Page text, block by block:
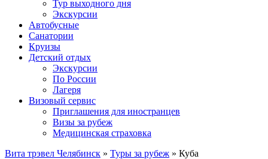
Тур выходного дня
Экскурсии
Автобусные
Санатории
Круизы
Детский отдых
Экскурсии
По России
Лагеря
Визовый сервис
Приглашения для иностранцев
Визы за рубеж
Медицинская страховка
Вита трэвел Челябинск » Туры за рубеж » Куба